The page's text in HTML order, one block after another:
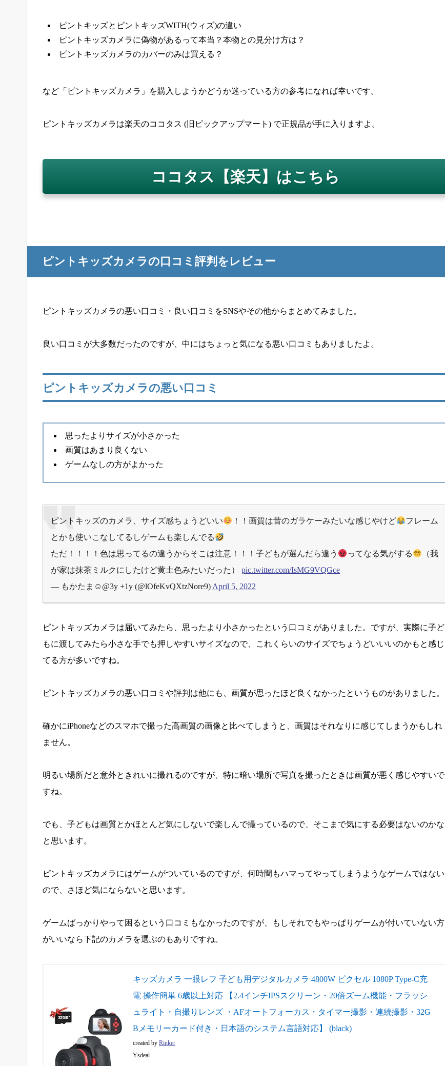
ピントキッズとピントキッズWITH(ウィズ)の違い
ピントキッズカメラに偽物があるって本当？本物との見分け方は？
ピントキッズカメラのカバーのみは買える？
など「ピントキッズカメラ」を購入しようかどうか迷っている方の参考になれば幸いです。
ピントキッズカメラは楽天のココタス (旧ピックアップマート) で正規品が手に入りますよ。
ココタス【楽天】はこちら
ピントキッズカメラの口コミ評判をレビュー
ピントキッズカメラの悪い口コミ・良い口コミをSNSやその他からまとめてみました。
良い口コミが大多数だったのですが、中にはちょっと気になる悪い口コミもありましたよ。
ピントキッズカメラの悪い口コミ
思ったよりサイズが小さかった
画質はあまり良くない
ゲームなしの方がよかった
ピントキッズのカメラ、サイズ感ちょうどいい ！！画質は昔のガラケーみたいな感じやけど
フレーム
とかも使いこなしてるしゲームも楽しんでる
ただ！！！！色は思ってるの違うからそこは注意！！！子どもが選んだら違う
ってなる気がする
（我
が家は抹茶ミルクにしたけど黄土色みたいだった） pic.twitter.com/IsMG9VQGce
— もかたま☺︎@3y +1y (@lOfeKvQXtzNore9) April 5, 2022
ピントキッズカメラは届いてみたら、思ったより小さかったという口コミがありました。ですが、実際に子ど
もに渡してみたら小さな手でも押しやすいサイズなので、これくらいのサイズでちょうどいいいのかもと感じ
てる方が多いですね。
ピントキッズカメラの悪い口コミや評判は他にも、画質が思ったほど良くなかったというものがありました。
確かにiPhoneなどのスマホで撮った高画質の画像と比べてしまうと、画質はそれなりに感じてしまうかもしれ
ません。
明るい場所だと意外ときれいに撮れるのですが、特に暗い場所で写真を撮ったときは画質が悪く感じやすいで
すね。
でも、子どもは画質とかほとんど気にしないで楽しんで撮っているので、そこまで気にする必要はないのかな
と思います。
ピントキッズカメラにはゲームがついているのですが、何時間もハマってやってしまうようなゲームではない
ので、さほど気にならないと思います。
ゲームばっかりやって困るという口コミもなかったのですが、もしそれでもやっぱりゲームが付いていない方
がいいなら下記のカメラを選ぶのもありですね。
キッズカメラ 一眼レフ 子ども用デジタルカメラ 4800W ピクセル 1080P Type-C充
電 操作簡単 6歳以上対応 【2.4インチIPSスクリーン・20倍ズーム機能・フラッシ
ュライト・自撮りレンズ ・AFオートフォーカス・タイマー撮影・連続撮影・32G
Bメモリーカード付き・日本語のシステム言語対応】 (black)
created by Rinker
Ysdeal